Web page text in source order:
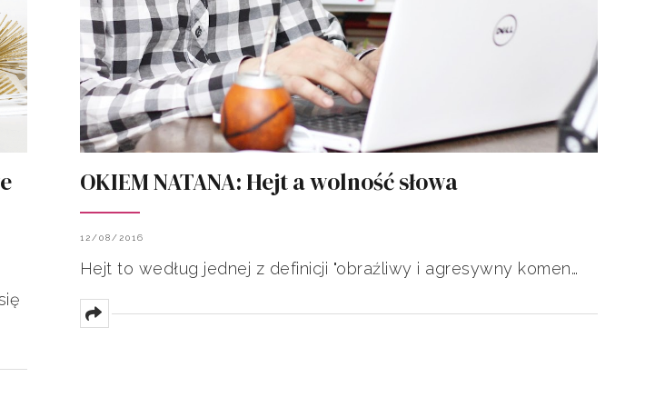
OKIEM NATANA: Hejt a wolność słowa
12/08/2016
Hejt to według jednej z definicji "obraźliwy i agresywny komen…